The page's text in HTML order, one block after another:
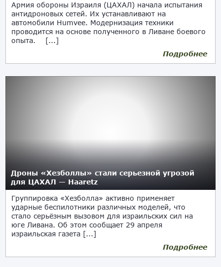
Армия обороны Израиля (ЦАХАЛ) начала испытания
антидроновых сетей. Их устанавливают на
автомобили Humvee. Модернизация техники
проводится на основе полученного в Ливане боевого
опыта. [...]
Подробнее
Дроны «Хезболлы» стали серьезной угрозой
для ЦАХАЛ — Haaretz
Группировка «Хезболла» активно применяет
ударные беспилотники различных моделей, что
стало серьёзным вызовом для израильских сил на
юге Ливана. Об этом сообщает 29 апреля
израильская газета [...]
Подробнее